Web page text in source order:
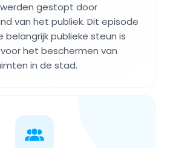
werden gestopt door
van het publiek. Dit episode
belangrijk publieke steun is
het beschermen van
in de stad.